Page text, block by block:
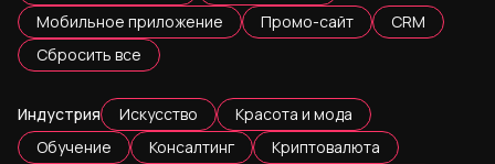
Мобильное приложение
Промо-сайт
CRM
Сбросить все
Индустрия Искусство
Красота и мода
Обучение
Консалтинг
Криптовалюта